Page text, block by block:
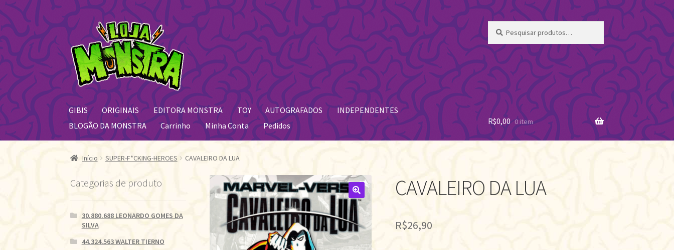
Pular
para
navegação
Pular
para
o
conteúdo
por:
GIBIS ORIGINAIS EDITORA MONSTRA TOY AUTOGRAFADOS
INDEPENDENTES
BLOGÃO DA MONSTRA
Carrinho Minha Conta Pedidos R$0,00 0 item
Início SUPER-F*CKING-HEROES CAVALEIRO DA LUA
🔍
CAVALEIRO DA LUA
R$26,90
Categorias de produto
30.880.688 LEONARDO GOMES DA
SILVA
44.324.563 WALTER TIERNO